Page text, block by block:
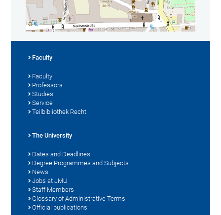
Faculty
Faculty
Professors
Studies
Service
Teilbibliothek Recht
The University
Dates and Deadlines
Degree Programmes and Subjects
News
Jobs at JMU
Staff Members
Glossary of Administrative Terms
Official publications